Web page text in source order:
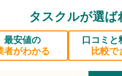
タスクルが選ば
最安値の
者がわかる
口コミと
比較で